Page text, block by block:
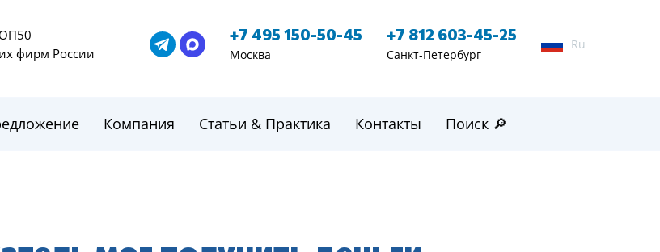
фирм России
+7 495 150-50-45
Москва
+7 812 603-45-25
Санкт-Петербург
Ru
Компания Статьи & Практика Контакты Поиск 🔎